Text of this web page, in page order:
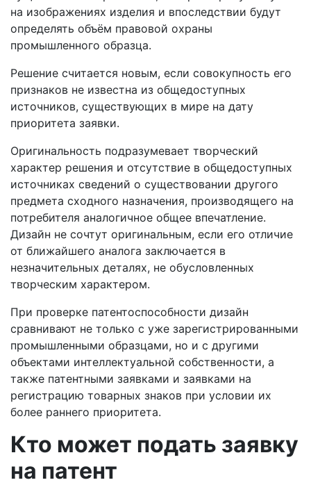
на изображениях изделия и впоследствии будут
определять объём правовой охраны
промышленного образца.
Решение считается новым, если совокупность его
признаков не известна из общедоступных
источников, существующих в мире на дату
приоритета заявки.
Оригинальность подразумевает творческий
характер решения и отсутствие в общедоступных
источниках сведений о существовании другого
предмета сходного назначения, производящего на
потребителя аналогичное общее впечатление.
Дизайн не сочтут оригинальным, если его отличие
от ближайшего аналога заключается в
незначительных деталях, не обусловленных
творческим характером.
При проверке патентоспособности дизайн
сравнивают не только с уже зарегистрированными
промышленными образцами, но и с другими
объектами интеллектуальной собственности, а
также патентными заявками и заявками на
регистрацию товарных знаков при условии их
более раннего приоритета.
Кто может подать заявку
на патент